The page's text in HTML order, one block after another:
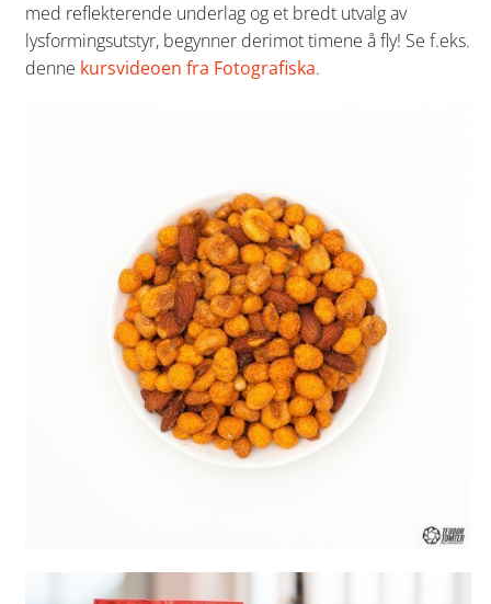
med reflekterende underlag og et bredt utvalg av
lysformingsutstyr, begynner derimot timene å fly! Se f.eks.
denne kursvideoen fra Fotografiska.